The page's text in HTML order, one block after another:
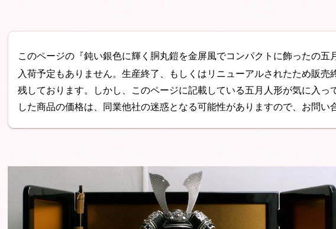
このページの『鈍い銀色に輝く胴丸鎧を金屏風でコンパクトに飾ったの五
入荷予定もありません。生産終了、もしくはリニューアルされたため販
残しております。しかし、このページに記載している五月人形が気に入
した商品の価格は、同業他社の迷惑となる可能性がありますので、お問い